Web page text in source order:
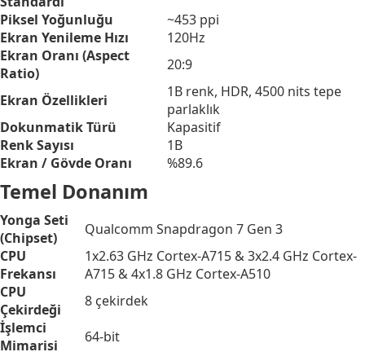
Piksel Yoğunluğu
~453 ppi
Ekran Yenileme Hızı
120Hz
Ekran Oranı (Aspect
Ratio)
20:9
Ekran Özellikleri
1B renk, HDR, 4500 nits tepe
parlaklık
Dokunmatik Türü
Kapasitif
Renk Sayısı
1B
Ekran / Gövde Oranı
%89.6
Temel Donanım
Yonga Seti
(Chipset)
Qualcomm Snapdragon 7 Gen 3
CPU
Frekansı
1x2.63 GHz Cortex-A715 & 3x2.4 GHz Cortex-
A715 & 4x1.8 GHz Cortex-A510
CPU
Çekirdeği
8 çekirdek
İşlemci
Mimarisi
64-bit